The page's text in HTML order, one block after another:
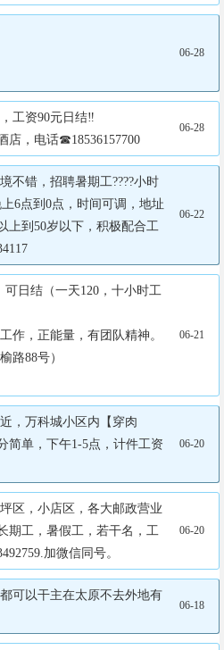
06-28
工资90元日结‼
店，电话☎18536157700
06-28
不错，招聘暑期工????小时
上6点到0点，时间可调，地址
上到50岁以下，积极配合工
06-22
可日结（一天120，十小时工
作，正能量，有团队精神。
路88号）
06-21
，万科城小区内【穿肉
简单，下午1-5点，计件工资
06-20
区，小店区，各大邮政营业
期工，暑假工，若干名，工
加微信同号。
06-20
可以干主在太原不去外地有
06-18